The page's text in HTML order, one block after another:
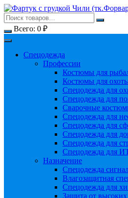
Перейти
к
содержимому
Всего: 0 ₽
Спецодежда
Профессии
Костюмы для
Костюмы для
Спецодежда для
Спецодежда для
Сварочные
Спецодежда для
Спецодежда для
Спецодежда для
Спецодежда для
Спецодежда для
Назначение
Спецодежда
Влагозащитная
Спецодежда для
Защита от высоких